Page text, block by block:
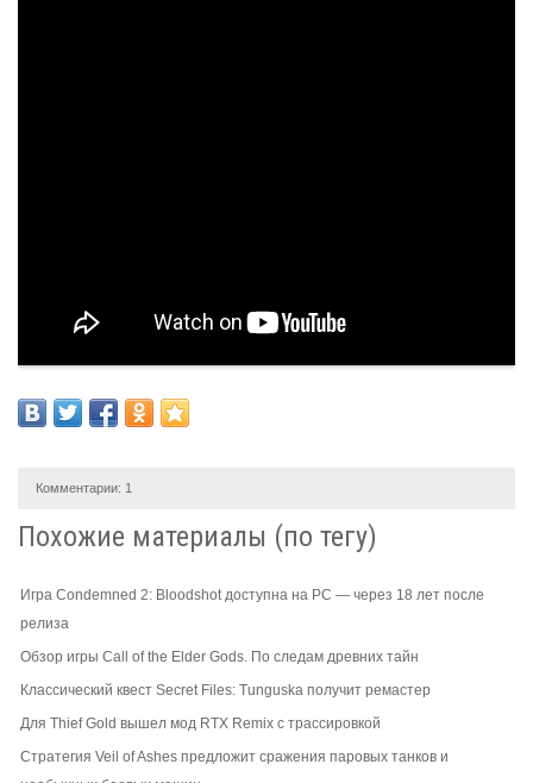
Комментарии: 1
Похожие материалы (по тегу)
Игра Condemned 2: Bloodshot доступна на PC — через 18 лет после
релиза
Обзор игры Call of the Elder Gods. По следам древних тайн
Классический квест Secret Files: Tunguska получит ремастер
Для Thief Gold вышел мод RTX Remix с трассировкой
Стратегия Veil of Ashes предложит сражения паровых танков и